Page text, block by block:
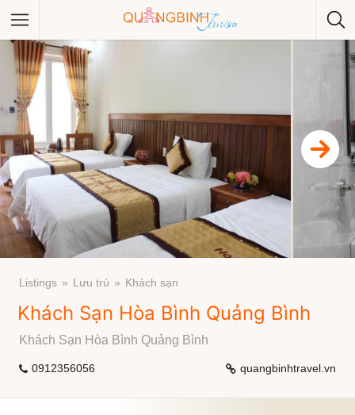
Category
Listings Lưu trú Khách sạn
Khách Sạn Hòa Bình Quảng Bình
Khách Sạn Hòa Bình Quảng Bình
0912356056 quangbinhtravel.vn